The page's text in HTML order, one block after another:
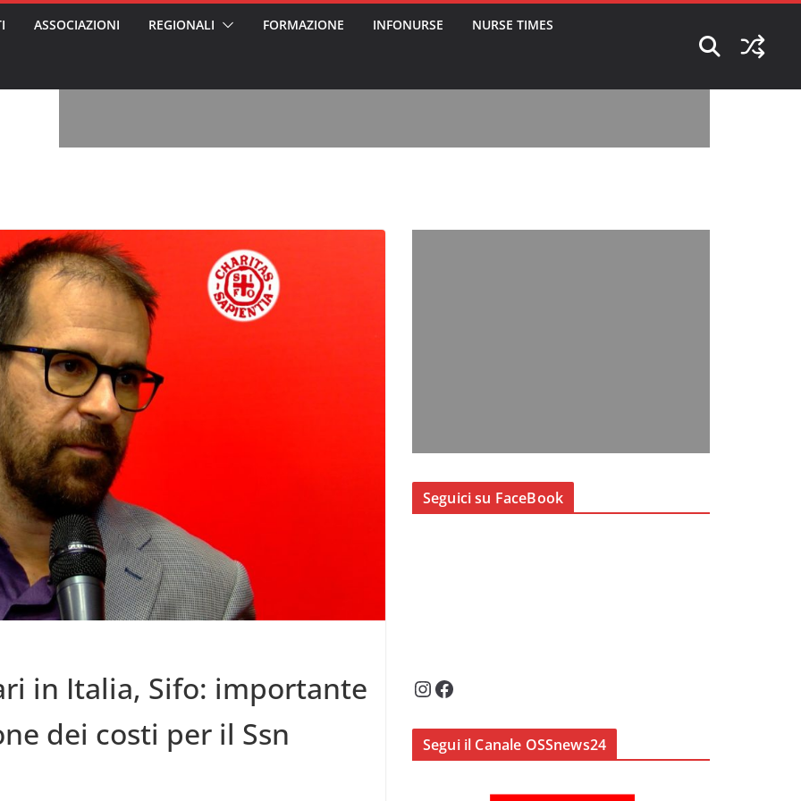
l’analisi di
gli oss?”
abusi
agli
di riposo
ASSOCIAZIONI REGIONALI FORMAZIONE INFONURSE NURSE TIMES
in Italia, Sifo: importante
dei costi per il Ssn
Seguici su FaceBook
InstagramFacebook
Segui il Canale OSSnews24